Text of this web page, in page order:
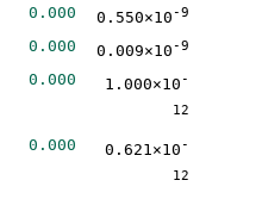
0.000 0.550×10-9
0.000 0.009×10-9
0.000 1.000×10-
12
0.000 0.621×10-
12